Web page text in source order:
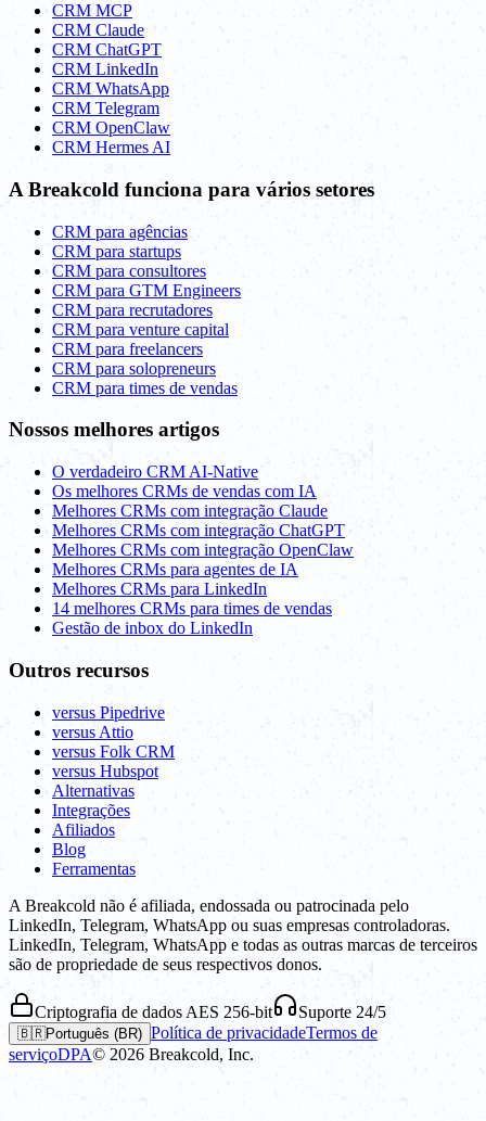
CRM MCP
CRM Claude
CRM ChatGPT
CRM LinkedIn
CRM WhatsApp
CRM Telegram
CRM OpenClaw
CRM Hermes AI
A Breakcold funciona para vários setores
CRM para agências
CRM para startups
CRM para consultores
CRM para GTM Engineers
CRM para recrutadores
CRM para venture capital
CRM para freelancers
CRM para solopreneurs
CRM para times de vendas
Nossos melhores artigos
O verdadeiro CRM AI-Native
Os melhores CRMs de vendas com IA
Melhores CRMs com integração Claude
Melhores CRMs com integração ChatGPT
Melhores CRMs com integração OpenClaw
Melhores CRMs para agentes de IA
Melhores CRMs para LinkedIn
14 melhores CRMs para times de vendas
Gestão de inbox do LinkedIn
Outros recursos
versus Pipedrive
versus Attio
versus Folk CRM
versus Hubspot
Alternativas
Integrações
Afiliados
Blog
Ferramentas
A Breakcold não é afiliada, endossada ou patrocinada pelo
LinkedIn, Telegram, WhatsApp ou suas empresas controladoras.
LinkedIn, Telegram, WhatsApp e todas as outras marcas de terceiros
são de propriedade de seus respectivos donos.
Criptografia de dados AES 256-bit Suporte 24/5
🇧🇷Português (BR) Política de privacidadeTermos de
serviçoDPA© 2026 Breakcold, Inc.